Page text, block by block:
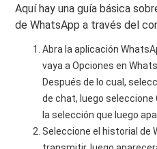
Aquí hay una guía básica
de WhatsApp a través del
Abra la aplicación
vaya a Opciones en
Después de lo cual,
de chat, luego
la selección que luego
Seleccione el historial de